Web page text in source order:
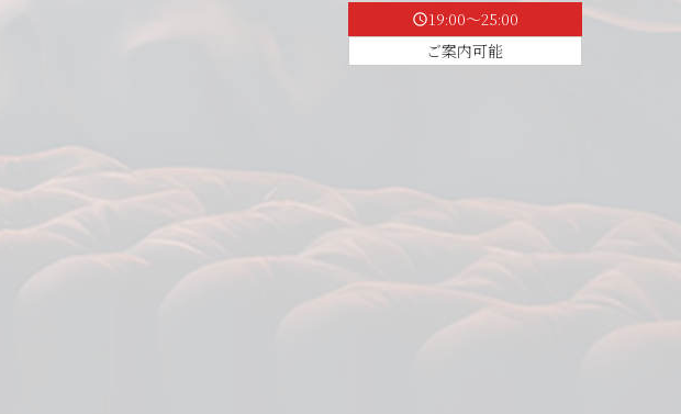
schedule19:00～25:00
ご案内可能